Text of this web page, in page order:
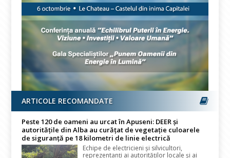
ARTICOLE RECOMANDATE
Peste 120 de oameni au urcat în Apuseni: DEER și
autoritățile din Alba au curățat de vegetație culoarele
de siguranță pe 18 kilometri de linie electrică
Echipe de electricieni și silvicultori,
reprezentanți ai autorităților locale și ai